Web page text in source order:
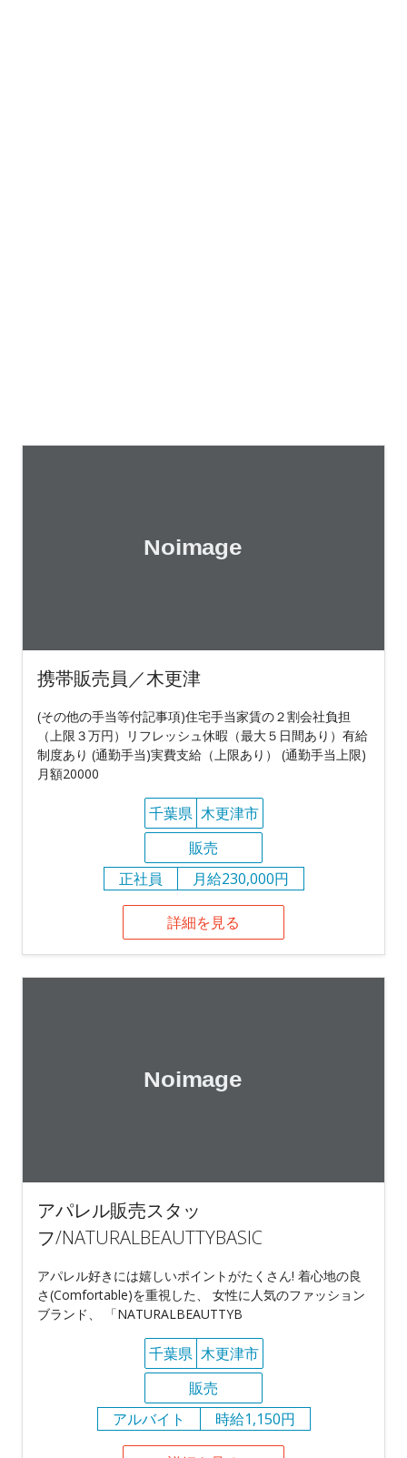
携帯販売員／木更津
(その他の手当等付記事項)住宅手当家賃の２割会社負担
（上限３万円）リフレッシュ休暇（最大５日間あり）有給
制度あり (通勤手当)実費支給（上限あり） (通勤手当上限)
月額20000
千葉県 木更津市
販売
正社員
月給230,000円
詳細を見る
アパレル販売スタッ
フ/NATURALBEAUTTYBASIC
アパレル好きには嬉しいポイントがたくさん! 着心地の良
さ(Comfortable)を重視した、 女性に人気のファッション
ブランド、 「NATURALBEAUTTYB
千葉県 木更津市
販売
アルバイト
時給1,150円